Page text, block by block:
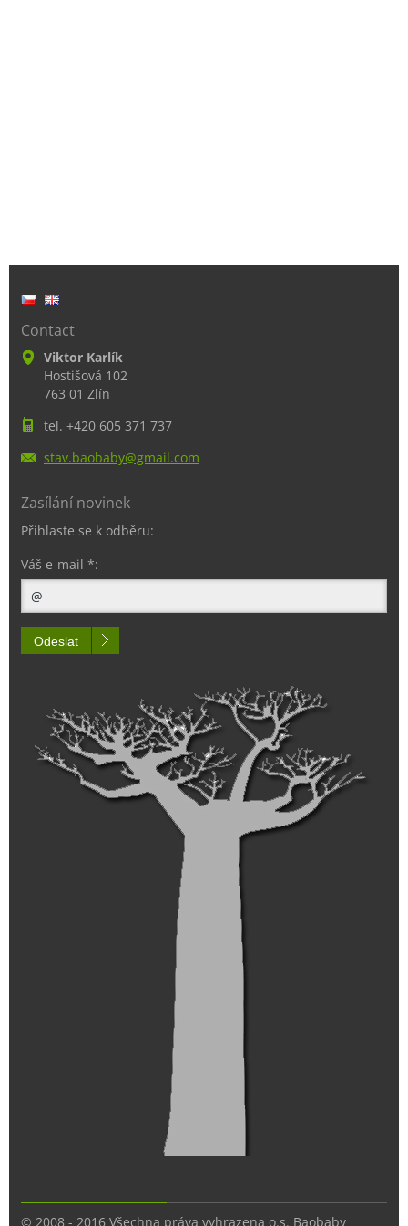
Contact
Viktor Karlík
Hostišová 102
763 01 Zlín
tel. +420 605 371 737
stav.baobaby@gmail.com
Zasílání novinek
Přihlaste se k odběru:
Váš e-mail *:
Odeslat
© 2008 - 2016 Všechna práva vyhrazena o.s. Baobaby